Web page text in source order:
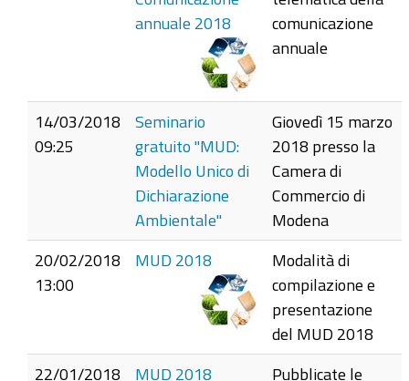
annuale 2018
comunicazione
annuale
14/03/2018
09:25
Seminario
gratuito "MUD:
Modello Unico di
Dichiarazione
Ambientale"
Giovedì 15 marzo
2018 presso la
Camera di
Commercio di
Modena
20/02/2018
13:00
MUD 2018
Modalità di
compilazione e
presentazione
del MUD 2018
22/01/2018
MUD 2018
Pubblicate le